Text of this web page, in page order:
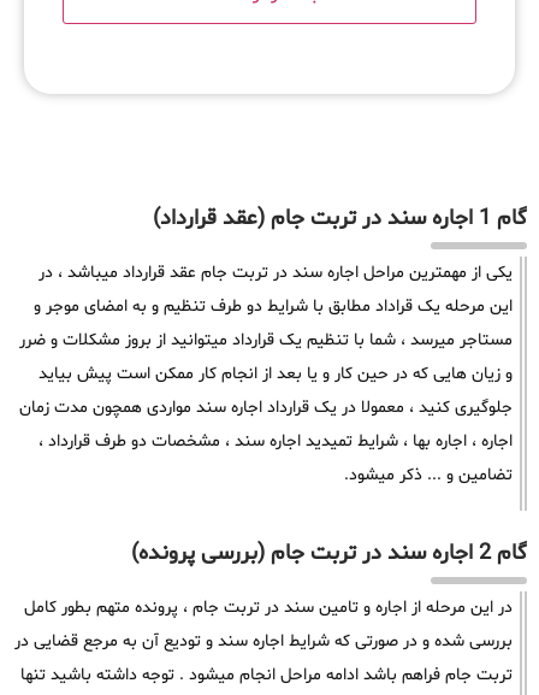
گام 1 اجاره سند در تربت جام (عقد قرارداد)
یکی از مهمترین مراحل اجاره سند در تربت جام عقد قرارداد میباشد ، در
این مرحله یک قراداد مطابق با شرایط دو طرف تنظیم و به امضای موجر و
مستاجر میرسد ، شما با تنظیم یک قرارداد میتوانید از بروز مشکلات و ضرر
و زیان هایی که در حین کار و یا بعد از انجام کار ممکن است پیش بیاید
جلوگیری کنید ، معمولا در یک قرارداد اجاره سند مواردی همچون مدت زمان
اجاره ، اجاره بها ، شرایط تمیدید اجاره سند ، مشخصات دو طرف قرارداد ،
تضامین و ... ذکر میشود.
گام 2 اجاره سند در تربت جام (بررسی پرونده)
در این مرحله از اجاره و تامین سند در تربت جام ، پرونده متهم بطور کامل
بررسی شده و در صورتی که شرایط اجاره سند و تودیع آن به مرجع قضایی در
تربت جام فراهم باشد ادامه مراحل انجام میشود . توجه داشته باشید تنها